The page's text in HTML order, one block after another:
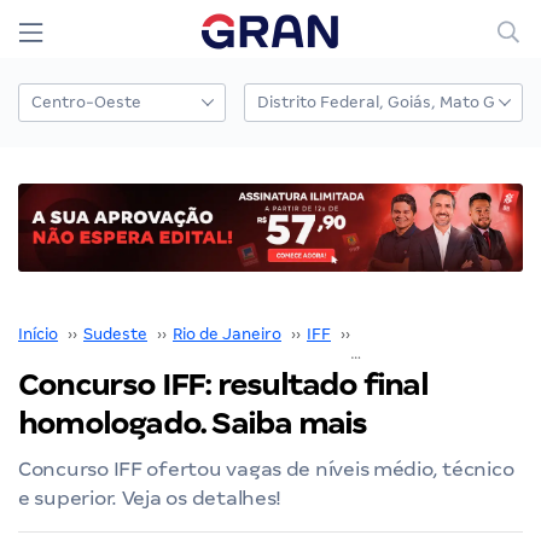
Início ›› Sudeste ›› Rio de Janeiro ›› IFF ››
Concurso IFF: resultado final
homologado. Saiba mais
Concurso IFF ofertou vagas de níveis médio, técnico
e superior. Veja os detalhes!